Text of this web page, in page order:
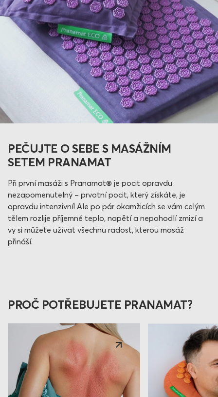
PEČUJTE O SEBE S MASÁŽNÍM
SETEM PRANAMAT
Při první masáži s Pranamat® je pocit opravdu
nezapomenutelný – prvotní pocit, který získáte, je
opravdu intenzivní! Ale po pár okamžicích se vám celým
tělem rozlije příjemné teplo, napětí a nepohodlí zmizí a
vy si můžete užívat všechnu radost, kterou masáž
přináší.
PROČ POTŘEBUJETE PRANAMAT?